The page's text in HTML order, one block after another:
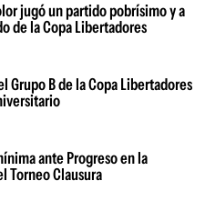
jugó un partido pobrísimo y a
de la Copa Libertadores
Grupo B de la Copa Libertadores
ante Progreso en la
Torneo Clausura